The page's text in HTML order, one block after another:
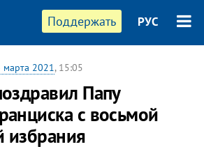
Поддержать РУС
марта 2021, 15:05
Папу
с восьмой
избрания